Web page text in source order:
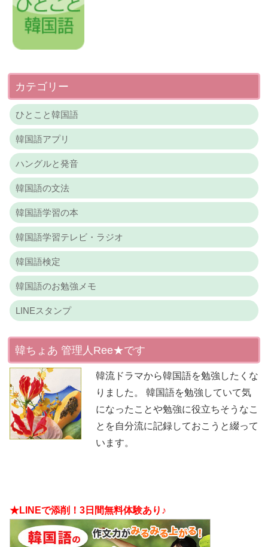
カテゴリー
ひとこと韓国語
韓国語アプリ
ハングルと発音
韓国語の文法
韓国語学習の本
韓国語学習テレビ・ラジオ
韓国語検定
韓国語のお勉強メモ
LINEスタンプ
韓ちょあ 管理人Ree★です
韓流ドラマから韓国語を勉強したくな
りました。 韓国語を勉強していて気
になったことや勉強に役立ちそうなこ
とを自分流に記録しておこうと綴って
います。
★LINEで添削！3日間無料体験あり♪